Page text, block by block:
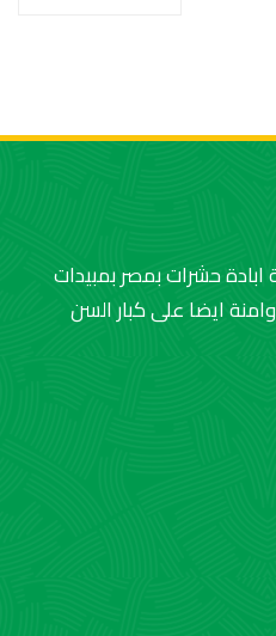
حشرات بمصر بمبيدات
ايضا على كبار السن